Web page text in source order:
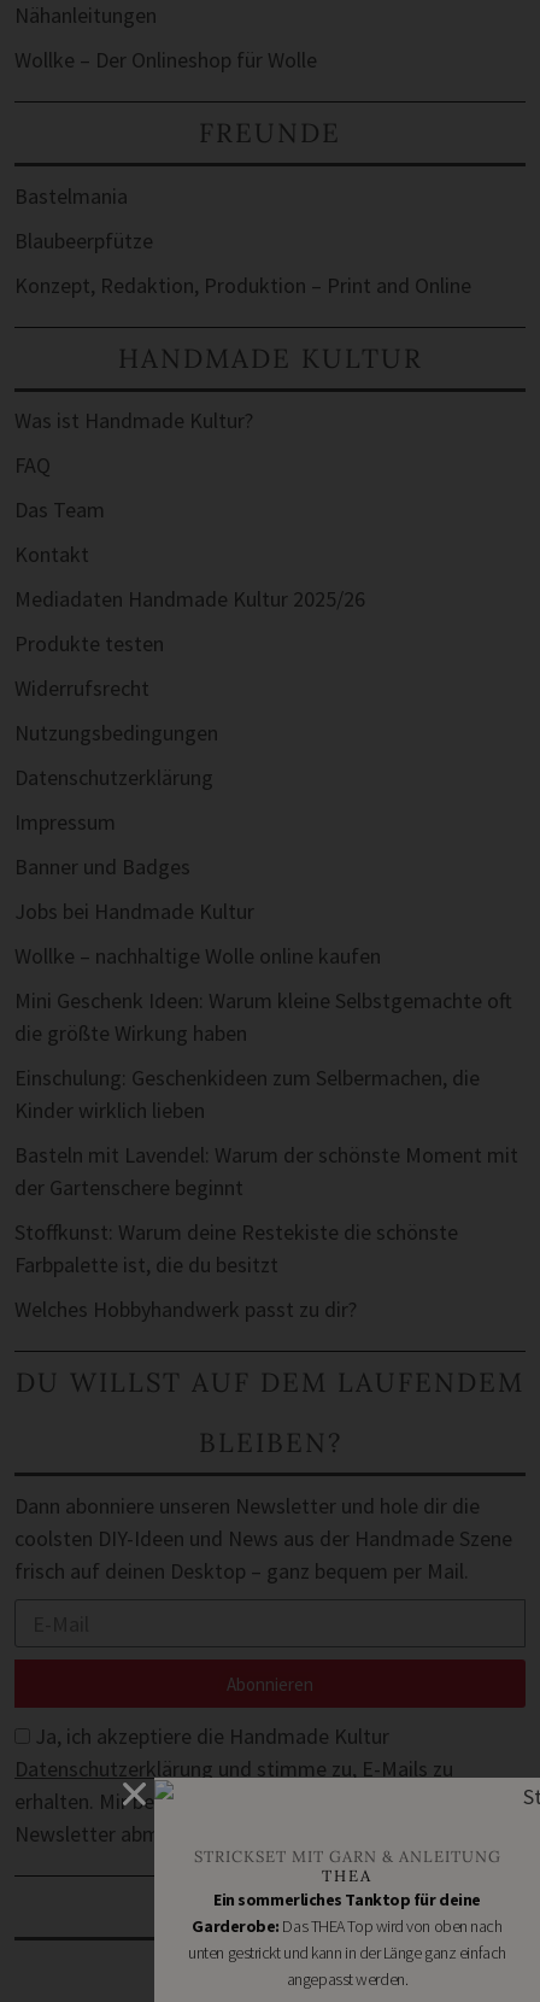
Nähanleitungen
Wollke – Der Onlineshop für Wolle
FREUNDE
Bastelmania
Blaubeerpfütze
Konzept, Redaktion, Produktion – Print and Online
HANDMADE KULTUR
Was ist Handmade Kultur?
FAQ
Das Team
Kontakt
Mediadaten Handmade Kultur 2025/26
Produkte testen
Widerrufsrecht
Nutzungsbedingungen
Datenschutzerklärung
Impressum
Banner und Badges
Jobs bei Handmade Kultur
Wollke – nachhaltige Wolle online kaufen
Mini Geschenk Ideen: Warum kleine Selbstgemachte oft
die größte Wirkung haben
Einschulung: Geschenkideen zum Selbermachen, die
Kinder wirklich lieben
Basteln mit Lavendel: Warum der schönste Moment mit
der Gartenschere beginnt
Stoffkunst: Warum deine Restekiste die schönste
Farbpalette ist, die du besitzt
Welches Hobbyhandwerk passt zu dir?
DU WILLST AUF DEM LAUFENDEM
BLEIBEN?
Dann abonniere unseren Newsletter und hole dir die
coolsten DIY-Ideen und News aus der Handmade Szene
frisch auf deinen Desktop – ganz bequem per Mail.
Ja, ich akzeptiere die Handmade Kultur
Datenschutzerklärung und stimme zu, E-Mails zu
erhalten. Mir bewusst ist, dass ich mich jederzeit vom
Newsletter abmelden kann.
Abonnieren
NOCH MEHR:
STRICKSET MIT GARN & ANLEITUNG
THEA
Ein sommerliches Tanktop für deine
Garderobe: Das THEA Top wird von oben nach
unten gestrickt und kann in der Länge ganz einfach
angepasst werden.